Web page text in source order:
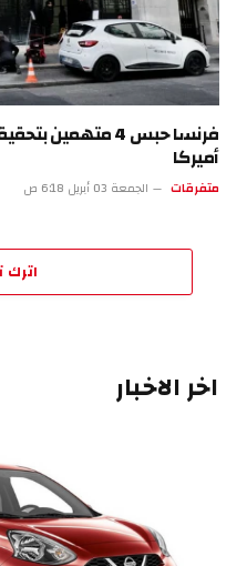
فرنسا حبس 4
أميركا
متفرقات الجمعة 03 أبريل 6:18 ص
اترك
اخر الاخبار